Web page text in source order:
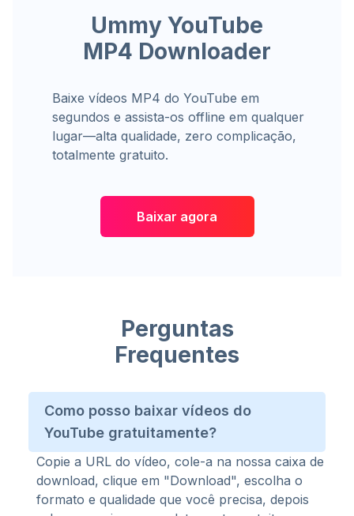
Ummy YouTube
MP4 Downloader
Baixe vídeos MP4 do YouTube em
segundos e assista-os offline em qualquer
lugar—alta qualidade, zero complicação,
totalmente gratuito.
Baixar agora
Perguntas
Frequentes
Como posso baixar vídeos do
YouTube gratuitamente?
Copie a URL do vídeo, cole-a na nossa caixa de
download, clique em "Download", escolha o
formato e qualidade que você precisa, depois